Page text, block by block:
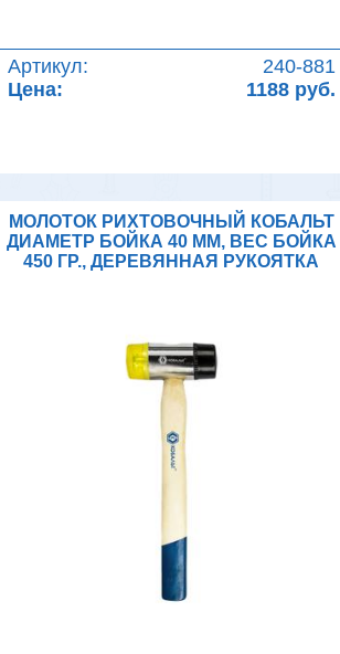
Артикул:
240-881
Цена:
1188 руб.
МОЛОТОК РИХТОВОЧНЫЙ КОБАЛЬТ
ДИАМЕТР БОЙКА 40 ММ, ВЕС БОЙКА
450 ГР., ДЕРЕВЯННАЯ РУКОЯТКА